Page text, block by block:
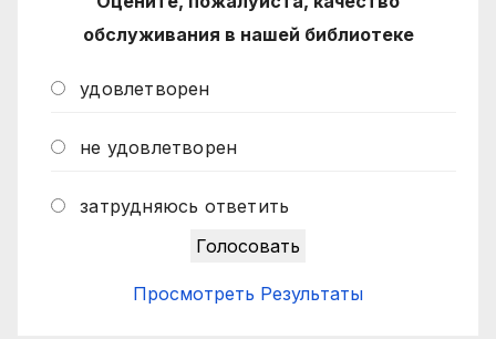
обслуживания в нашей библиотеке
удовлетворен
не удовлетворен
затрудняюсь ответить
Просмотреть Результаты